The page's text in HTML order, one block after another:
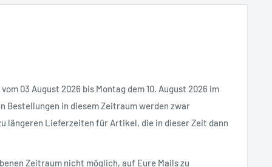
03 August 2026 bis Montag dem 10. August 2026 im
Bestellungen in diesem Zeitraum werden zwar
längeren Lieferzeiten für Artikel, die in dieser Zeit dann
Zeitraum nicht möglich, auf Eure Mails zu